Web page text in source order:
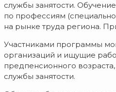
службы занятости.
по профессиям
на рынке труда региона.
Участниками программы
организаций и ищущие
предпенсионного
службы занятости.